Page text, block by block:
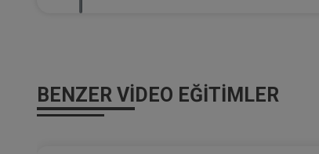
BENZER VIDEO EĞITIMLER